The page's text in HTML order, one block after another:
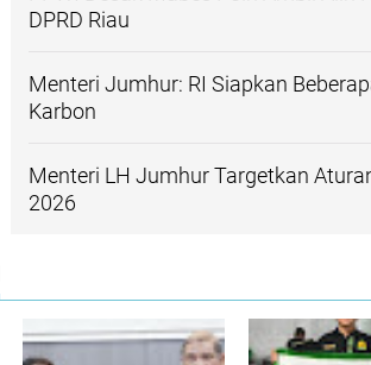
DPRD Riau
Menteri Jumhur: RI Siapkan
Karbon
Menteri LH Jumhur Targetkan
2026